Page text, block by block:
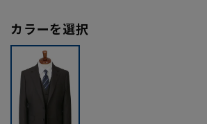
カラーを選択